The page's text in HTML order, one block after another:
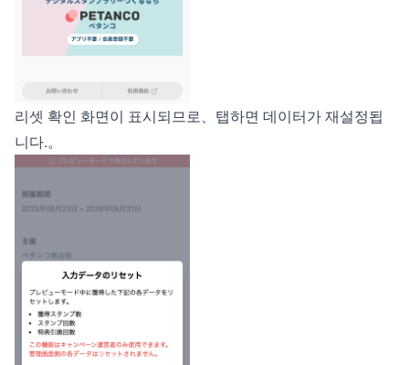
리셋 확인 화면이 표시되므로、탭하면 데이터가 재설정됩
니다.。